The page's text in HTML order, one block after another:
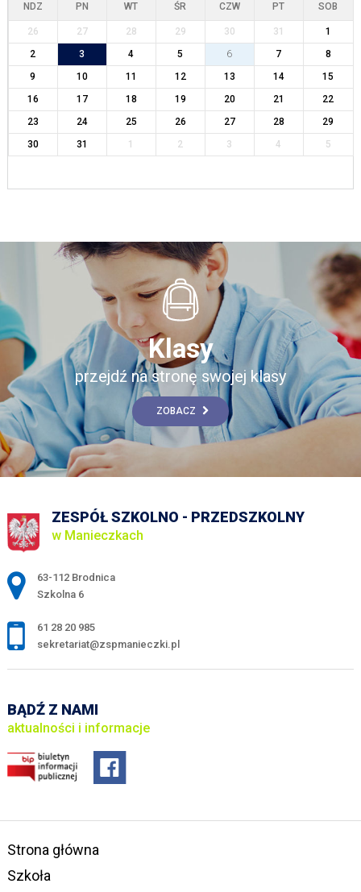
NDZ PN WT ŚR CZW PT SOB
26 27 28 29 30 31
1
2
3 4 5 6 7
8
9
10 11 12 13 14
15
16
17 18 19 20 21
22
23
24 25 26 27 28
29
30
31 1 2 3 4 5
Klasy
przejdź na stronę swojej klasy
ZOBACZ
ZESPÓŁ SZKOLNO - PRZEDSZKOLNY
w Manieczkach
Adres pocztowy:
63-112 Brodnica
Szkolna 6
61 28 20 985
sekretariat@zspmanieczki.pl
BĄDŹ Z NAMI
aktualności i informacje
Strona główna
Szkoła